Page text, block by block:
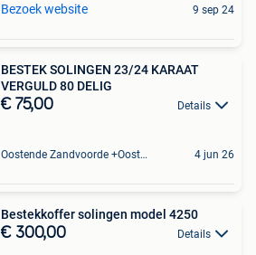
Bezoek website 9 sep 24
BESTEK SOLINGEN 23/24 KARAAT
VERGULD 80 DELIG
€ 75,00 Details
Oostende Zandvoorde +Oostende 4 jun 26
Bestekkoffer solingen model 4250
€ 300,00 Details